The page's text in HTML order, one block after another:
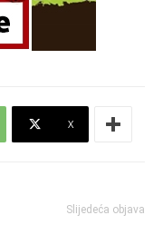
X
Slijedeća objava